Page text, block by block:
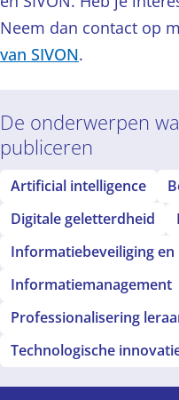
Neem dan contact op
van SIVON.
De onderwerpen
publiceren
Artificial intelligence
Digitale geletterdheid
Informatiebeveiliging en
Informatiemanagement
Professionalisering
Technologische